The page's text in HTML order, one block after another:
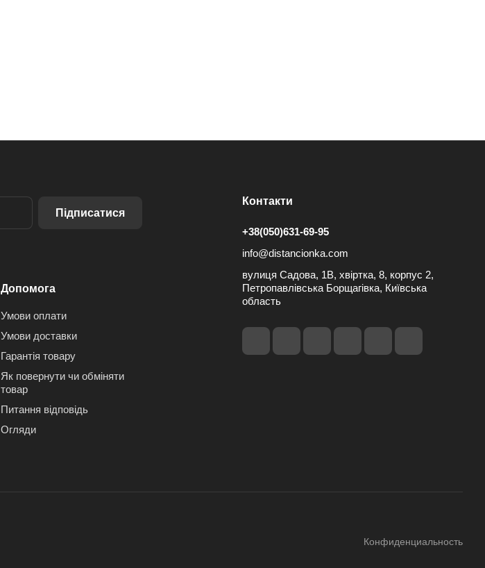
Підписатися
Допомога
Умови оплати
Умови доставки
Гарантія товару
Як повернути чи обміняти
товар
Питання відповідь
Огляди
Контакти
+38(050)631-69-95
info@distancionka.com
вулиця Садова, 1В, хвіртка, 8, корпус 2,
Петропавлівська Борщагівка, Київська
область
Конфиденциальность